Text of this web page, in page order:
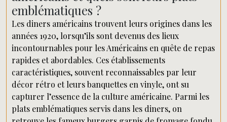
emblématiques ?
Les diners américains trouvent leurs origines dans les
années 1920, lorsqu’ils sont devenus des lieux
incontournables pour les Américains en quête de repas
rapides et abordables. Ces établissements
caractéristiques, souvent reconnaissables par leur
décor rétro et leurs banquettes en vinyle, ont su
capturer l’essence de la culture américaine. Parmi les
plats emblématiques servis dans les diners, on